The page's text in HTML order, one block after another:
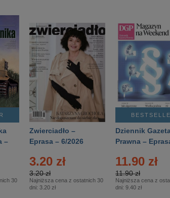
–
30
Zwierciadło –
Eprasa – 6/2026
3.20 zł
3.20 zł
Najniższa cena z ostatnich 30
dni: 3.20 zł
Dziennik
Prawna –
11.90 zł
11.90 zł
Najniższa cena z
dni: 9.40 zł